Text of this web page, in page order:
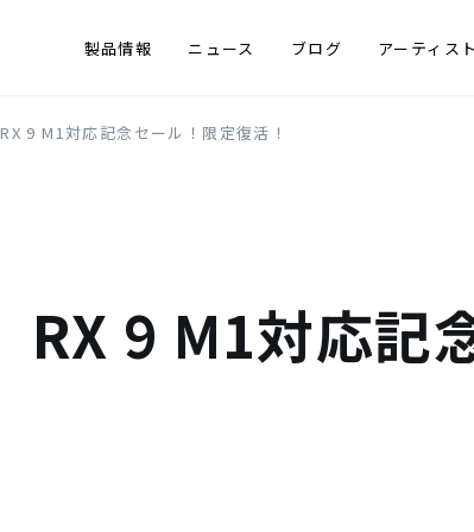
製品情報 ニュース ブログ アーティスト
RX 9 M1対応記念セール！限定復活！
RX 9 M1対応